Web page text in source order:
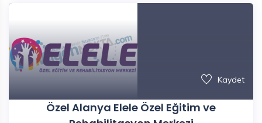
Kaydet
Özel Alanya Elele Özel Eğitim ve